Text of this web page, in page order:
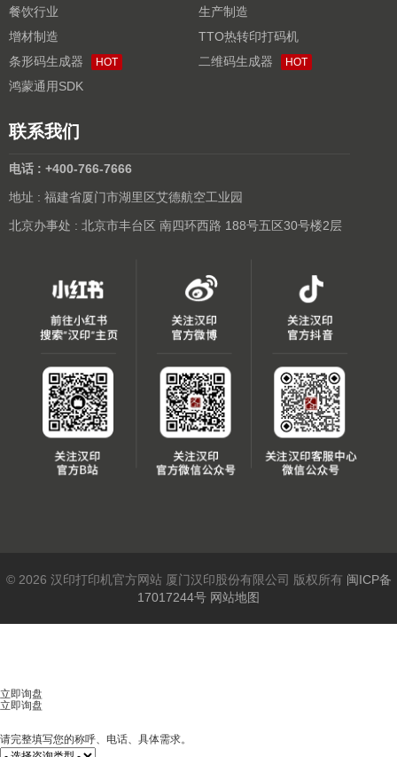
餐饮行业
生产制造
增材制造
TTO热转印打码机
条形码生成器
HOT 二维码生成器 HOT
鸿蒙通用SDK
联系我们
电话 : +400-766-7666
地址 : 福建省厦门市湖里区艾德航空工业园
北京办事处 : 北京市丰台区 南四环西路 188号五区30号楼2层
© 2026 汉印打印机官方网站 厦门汉印股份有限公司 版权所有 闽ICP备
17017244号 网站地图
立即询盘
立即询盘
请完整填写您的称呼、电话、具体需求。